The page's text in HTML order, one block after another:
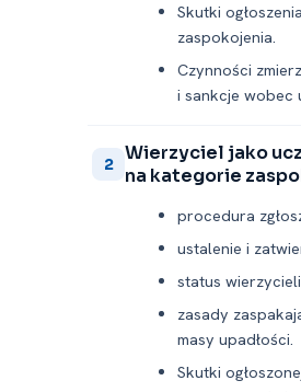
Skutki
zaspokojenia.
Czynności
i sankcje wobec
2 Wierzyciel jako
na kategorie
procedura
ustalenie i
status
zasady
masy upadłości.
Skutki